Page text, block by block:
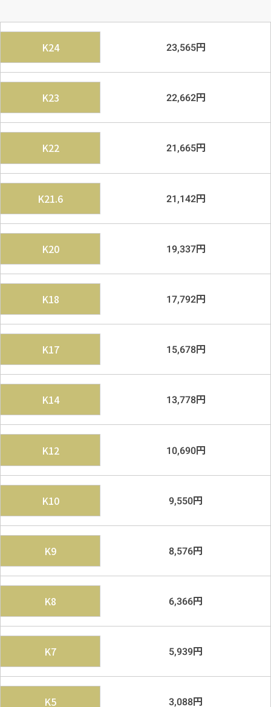
K24 23,565円
K23 22,662円
K22 21,665円
K21.6 21,142円
K20 19,337円
K18 17,792円
K17 15,678円
K14 13,778円
K12 10,690円
K10 9,550円
K9 8,576円
K8 6,366円
K7 5,939円
K5 3,088円